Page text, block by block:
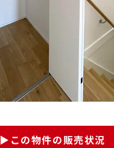
▶この物件の販売状況